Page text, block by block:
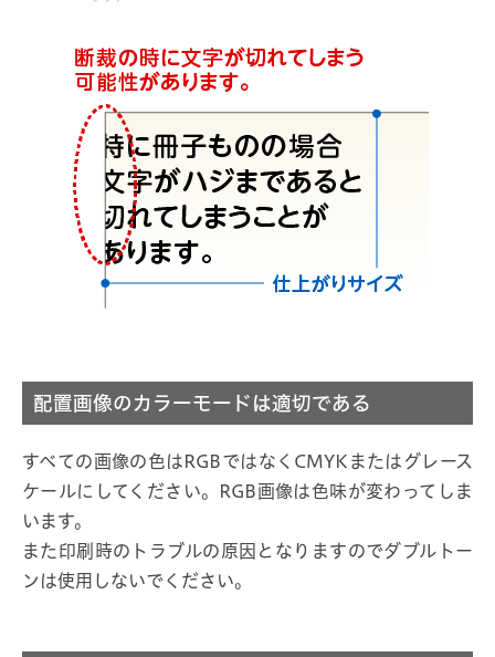
配置画像のカラーモードは適切である
すべての画像の色はRGBではなくCMYKまたはグレース
ケールにしてください。RGB画像は色味が変わってしま
います。
また印刷時のトラブルの原因となりますのでダブルトー
ンは使用しないでください。